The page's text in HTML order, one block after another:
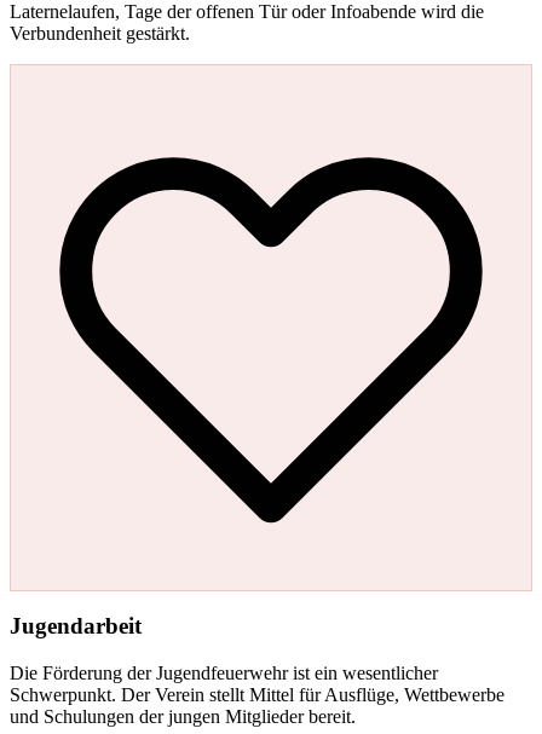
Laternelaufen, Tage der offenen Tür oder Infoabende wird die
Verbundenheit gestärkt.
Jugendarbeit
Die Förderung der Jugendfeuerwehr ist ein wesentlicher
Schwerpunkt. Der Verein stellt Mittel für Ausflüge, Wettbewerbe
und Schulungen der jungen Mitglieder bereit.